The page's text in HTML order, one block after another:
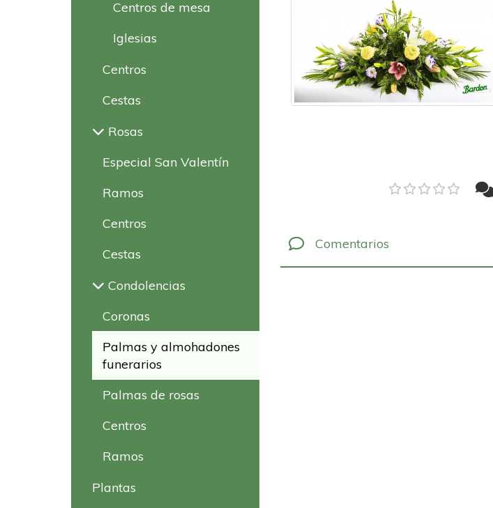
Centros de mesa
Iglesias
Centros
Cestas
Rosas
Especial San Valentín
Ramos
Centros
Cestas
Condolencias
Coronas
Palmas y almohadones
funerarios
Palmas de rosas
Centros
Ramos
Plantas
Comentarios